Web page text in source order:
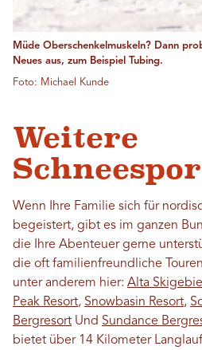
Müde Oberschenkelmuskeln? Dann
Neues aus, zum Beispiel Tubing.
Foto: Michael Kunde
Weitere
Wenn Ihre Familie sich für
begeistert, gibt es im ganzen
die Ihre Abenteuer gerne
die oft familienfreundliche
unter anderem hier: Alta
Peak Resort, Snowbasin Resort,
Bergresort Und Sundance
bietet über 14 Kilometer